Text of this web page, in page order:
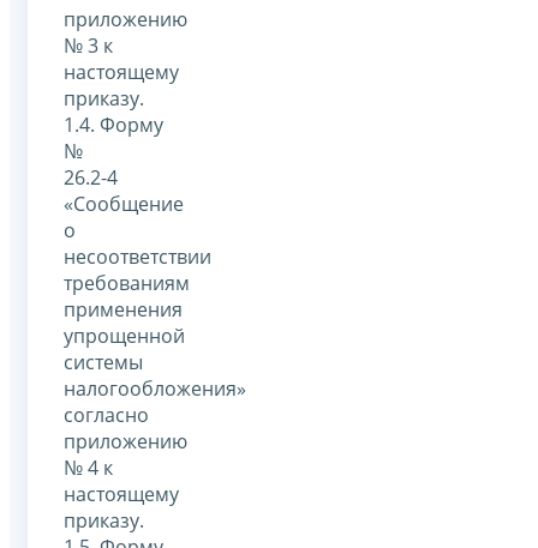
приложению
№ 3 к
настоящему
приказу.
1.4. Форму
№
26.2-4
«Сообщение
о
несоответствии
требованиям
применения
упрощенной
системы
налогообложения»
согласно
приложению
№ 4 к
настоящему
приказу.